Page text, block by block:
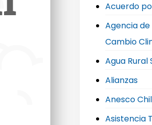
Acuerdo
Agencia
Cambio
Agua Rural
Alianzas
Anesco
Asistencia